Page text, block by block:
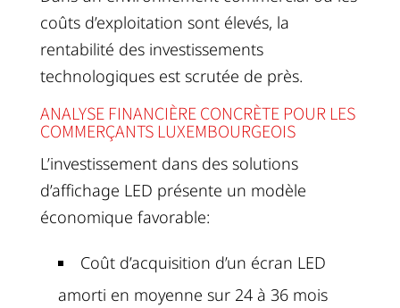
coûts d’exploitation sont élevés, la
rentabilité des investissements
technologiques est scrutée de près.
ANALYSE FINANCIÈRE CONCRÈTE POUR LES
COMMERÇANTS LUXEMBOURGEOIS
L’investissement dans des solutions
d’affichage LED présente un modèle
économique favorable:
Coût d’acquisition d’un écran LED
amorti en moyenne sur 24 à 36 mois